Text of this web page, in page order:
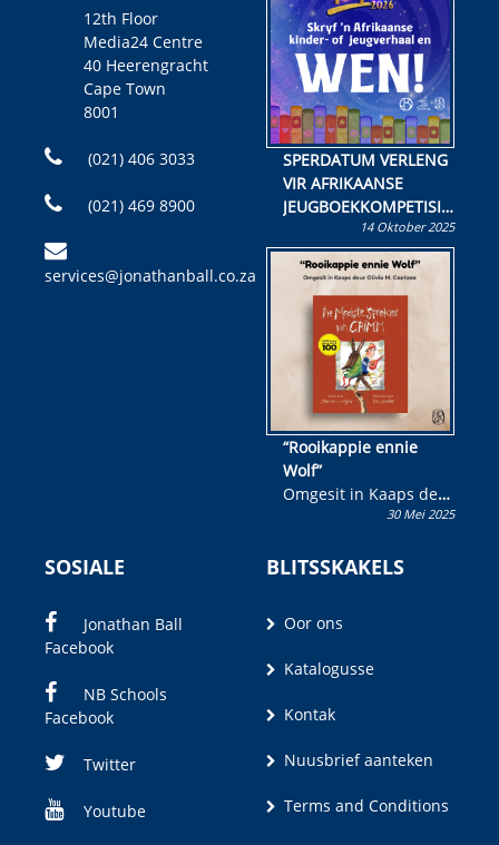
12th Floor
Media24 Centre
40 Heerengracht
Cape Town
8001
(021) 406 3033
(021) 469 8900
services@jonathanball.co.za
SPERDATUM VERLENG
VIR AFRIKAANSE
JEUGBOEKKOMPETISIE
Skryf ’n jeugboek of
kinderboek en staan ’n
kans om R50 000 te
wen!
14 Oktober 2025
“Rooikappie ennie
Wolf”
Omgesit in Kaaps deur
Olivia M. Coetzee30 Mei 2025
SOSIALE
Jonathan Ball
Facebook
NB Schools
Facebook
Twitter
Youtube
BLITSSKAKELS
Oor ons
Katalogusse
Kontak
Nuusbrief aanteken
Terms and Conditions